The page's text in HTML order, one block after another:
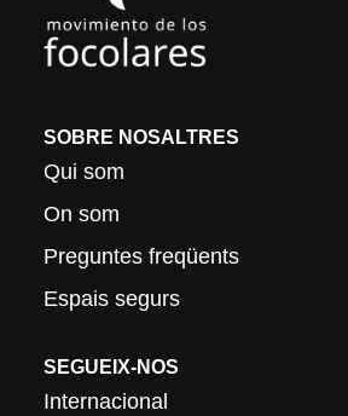
SOBRE NOSALTRES
Qui som
On som
Preguntes freqüents
Espais segurs
SEGUEIX-NOS
Internacional